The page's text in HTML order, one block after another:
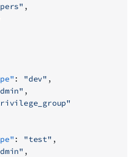
,
: "dev" ,
,
: "test" ,
,